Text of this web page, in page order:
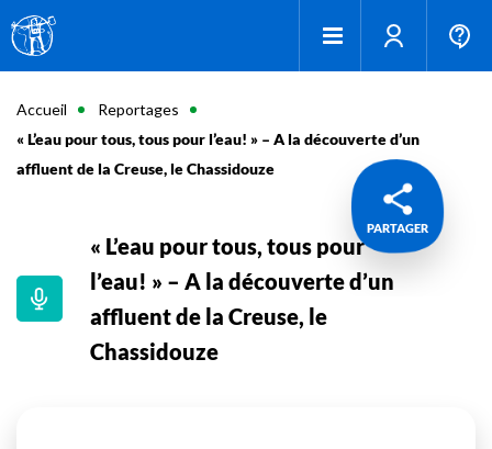
Accueil
Reportages
« L’eau pour tous, tous pour l’eau! » – A la découverte d’un
affluent de la Creuse, le Chassidouze
PARTAGER
« L’eau pour tous, tous pour
l’eau! » – A la découverte d’un
affluent de la Creuse, le
Chassidouze